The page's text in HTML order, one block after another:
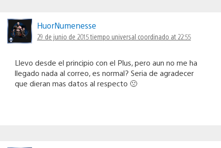
HuorNumenesse
29 de junio de 2015 tiempo universal coordinado at 22:55
Llevo desde el principio con el Plus, pero aun no me ha
llegado nada al correo, es normal? Seria de agradecer
que dieran mas datos al respecto 🙁